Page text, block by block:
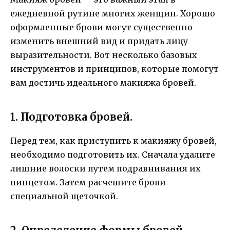
ежедневной рутине многих женщин. Хорошо
оформленные брови могут существенно
изменить внешний вид и придать лицу
выразительности. Вот несколько базовых
инструментов и принципов, которые помогут
вам достичь идеального макияжа бровей.
1. Подготовка бровей.
Перед тем, как приступить к макияжу бровей,
необходимо подготовить их. Сначала удалите
лишние волоски путем подравнивания их
пинцетом. Затем расчешите брови
специальной щеточкой.